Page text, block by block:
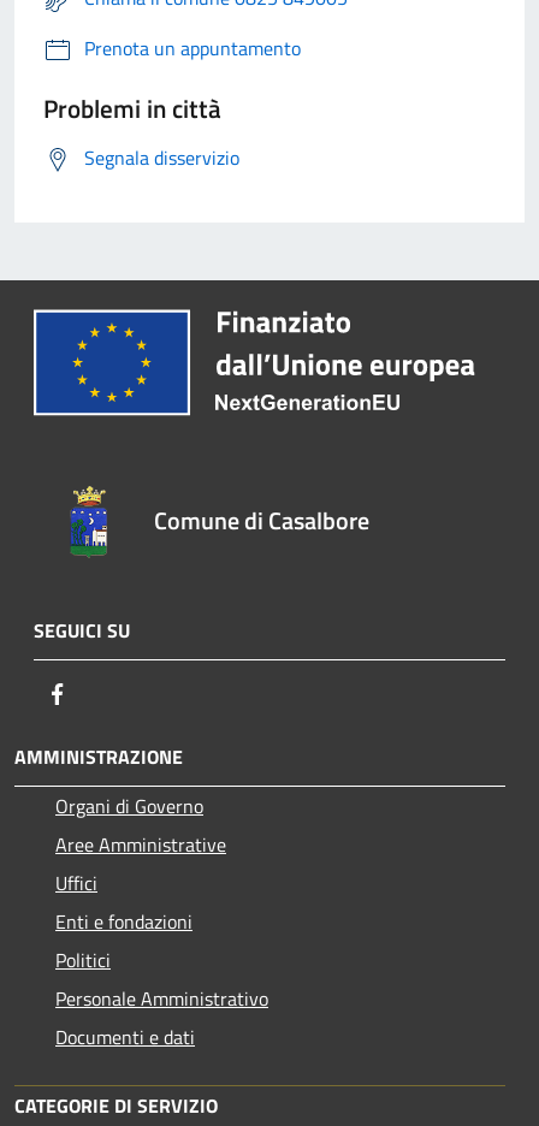
Prenota un appuntamento
Problemi in città
Segnala disservizio
Comune di Casalbore
SEGUICI SU
AMMINISTRAZIONE
Organi di Governo
Aree Amministrative
Uffici
Enti e fondazioni
Politici
Personale Amministrativo
Documenti e dati
CATEGORIE DI SERVIZIO